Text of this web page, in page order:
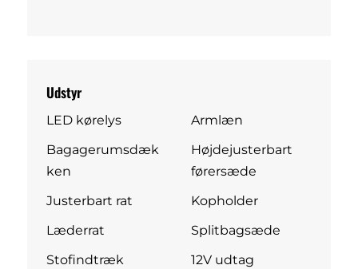
Udstyr
LED kørelys
Armlæn
Bagagerumsdæk
ken
Højdejusterbart
førersæde
Justerbart rat
Kopholder
Læderrat
Splitbagsæde
Stofindtræk
12V udtag